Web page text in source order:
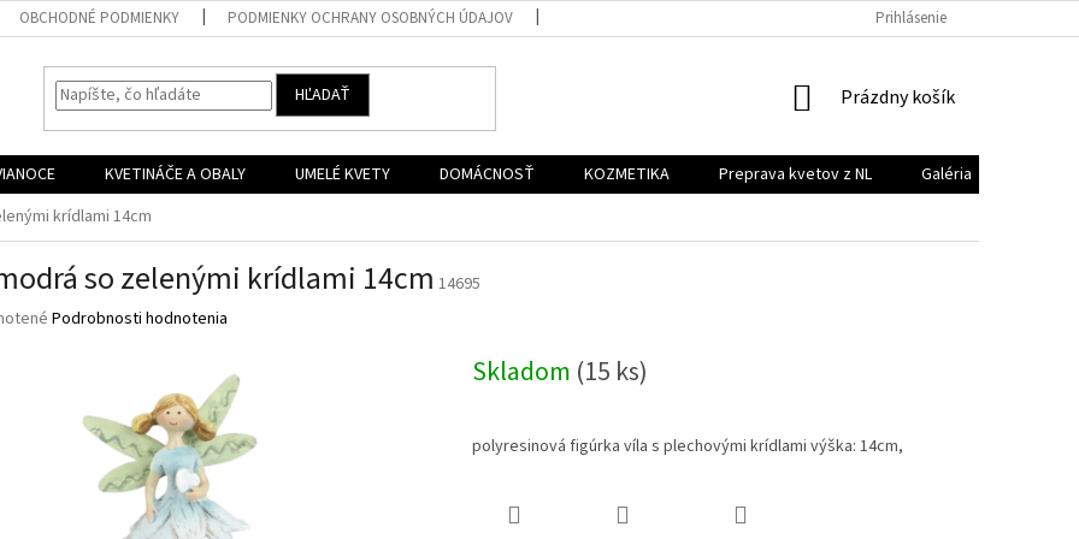
OBCHODNÉ PODMIENKY PODMIENKY OCHRANY OSOBNÝCH ÚDAJOV KONTAKT
Prihlásenie
HĽADAŤ
NÁKUPNÝ
Prázdny košík
KVETINÁČE A OBALY UMELÉ KVETY DOMÁCNOSŤ KOZMETIKA Preprava kvetov z NL Galéria
krídlami 14cm
so zelenými krídlami 14cm 14695
Podrobnosti hodnotenia
Skladom (15 ks)
polyresinová figúrka víla s plechovými krídlami výška: 14cm,